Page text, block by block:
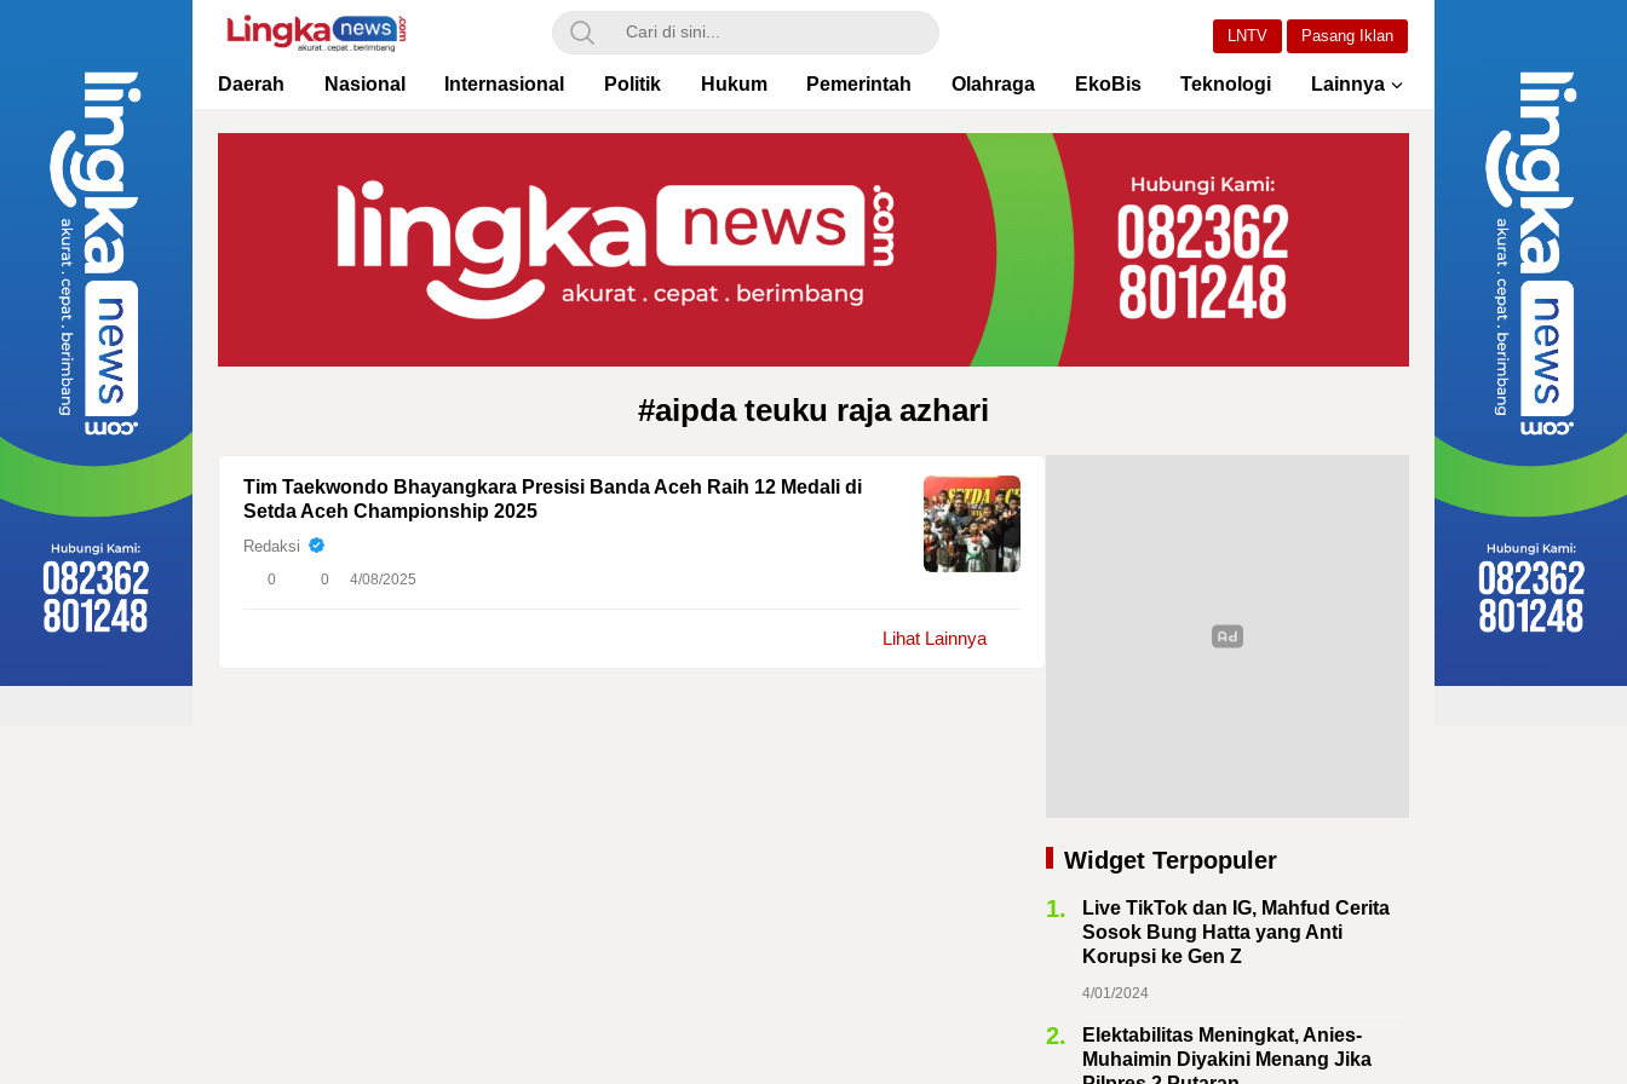
Lingkanews
Akurat. Cepat & Berimbang
LNTV Pasang Iklan
Daerah Nasional Internasional Politik Hukum Pemerintah Olahraga EkoBis Teknologi Lainnya
#aipda teuku raja azhari
Tim Taekwondo Bhayangkara Presisi Banda Aceh Raih 12 Medali di
Setda Aceh Championship 2025
Redaksi
0 0 4/08/2025
Lihat Lainnya
Widget Terpopuler
1.
Live TikTok dan IG, Mahfud Cerita
Sosok Bung Hatta yang Anti
Korupsi ke Gen Z
4/01/2024
2.
Elektabilitas Meningkat, Anies-
Muhaimin Diyakini Menang Jika